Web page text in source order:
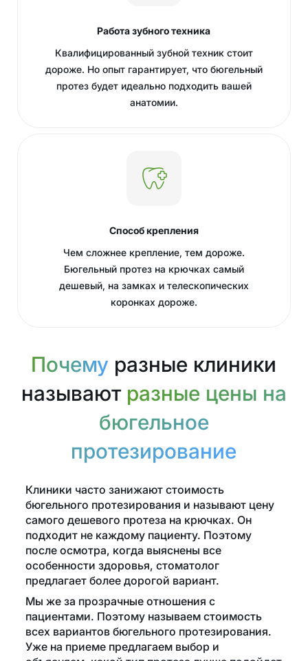
Работа зубного техника
Квалифицированный зубной техник стоит
дороже. Но опыт гарантирует, что бюгельный
протез будет идеально подходить вашей
анатомии.
Способ крепления
Чем сложнее крепление, тем дороже.
Бюгельный протез на крючках самый
дешевый, на замках и телескопических
коронках дороже.
Почему разные клиники
называют разные цены на
бюгельное
протезирование
Клиники часто занижают стоимость
бюгельного протезирования и называют цену
самого дешевого протеза на крючках. Он
подходит не каждому пациенту. Поэтому
после осмотра, когда выяснены все
особенности здоровья, стоматолог
предлагает более дорогой вариант.
Мы же за прозрачные отношения с
пациентами. Поэтому называем стоимость
всех вариантов бюгельного протезирования.
Уже на приеме предлагаем выбор и